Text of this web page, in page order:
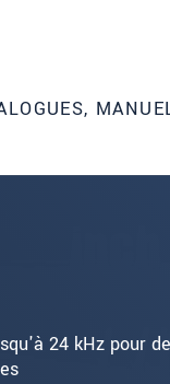
24 kHz pour
des
de manière